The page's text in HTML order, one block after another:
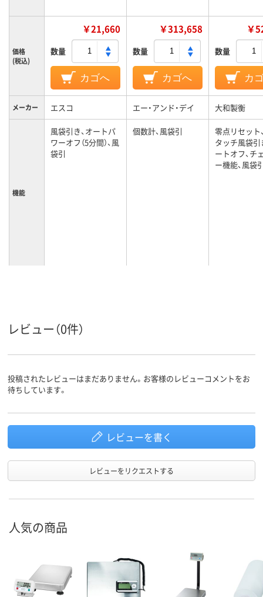
価格
(税込)
￥21,660
数量
カゴへ
￥313,658
数量
カゴへ
￥
数量
カ
メーカー エスコ エー・アンド・デイ 大和製衡
機能
風袋引き、オートパ
ワーオフ（5分間）、風
袋引
個数計、風袋引
零点リセット
タッチ風袋引
ートオフ、チ
ー機能、風袋
レビュー（0件）
投稿されたレビューはまだありません。お客様のレビューコメントをお
待ちしています。
レビューを書く
レビューをリクエストする
人気の商品